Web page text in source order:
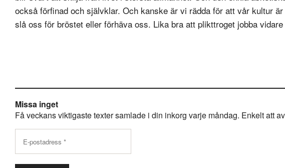
också förfinad och självklar. Och kanske är vi rädda för att vår kultur
slå oss för bröstet eller förhäva oss. Lika bra att plikttroget jobba
Missa inget
Få veckans viktigaste texter samlade i din inkorg varje måndag. Enkelt att